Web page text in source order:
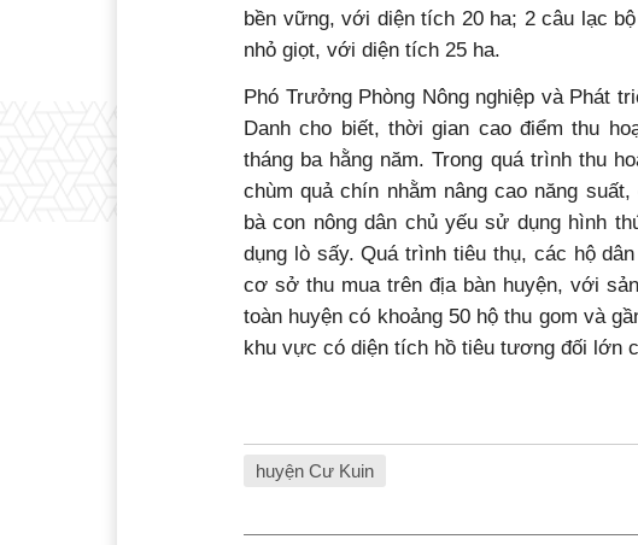
bền vững, với diện tích 20 ha; 2 câu lạc
nhỏ giọt, với diện tích 25 ha.
Phó Trưởng Phòng Nông nghiệp và Phát
Danh cho biết, thời gian cao điểm thu
tháng ba hằng năm. Trong quá trình thu
chùm quả chín nhằm nâng cao năng
bà con nông dân chủ yếu sử dụng hình
dụng lò sấy. Quá trình tiêu thụ, các hộ
cơ sở thu mua trên địa bàn huyện, với
toàn huyện có khoảng 50 hộ thu gom và
khu vực có diện tích hồ tiêu tương đối lớn
huyện Cư Kuin